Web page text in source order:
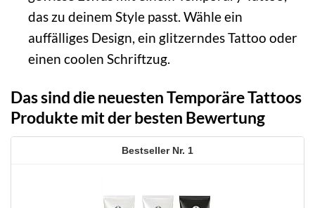
das zu deinem Style passt. Wähle ein
auffälliges Design, ein glitzerndes Tattoo oder
einen coolen Schriftzug.
Das sind die neuesten Temporäre Tattoos
Produkte mit der besten Bewertung
1